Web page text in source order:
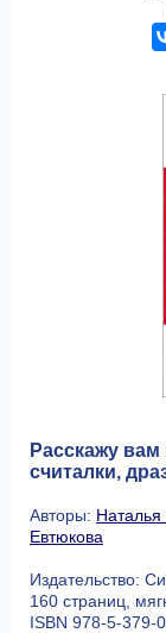
Расскажу
считалки,
Авторы:
Евтюкова
Издательство:
160 страниц,
ISBN 978-5-379-